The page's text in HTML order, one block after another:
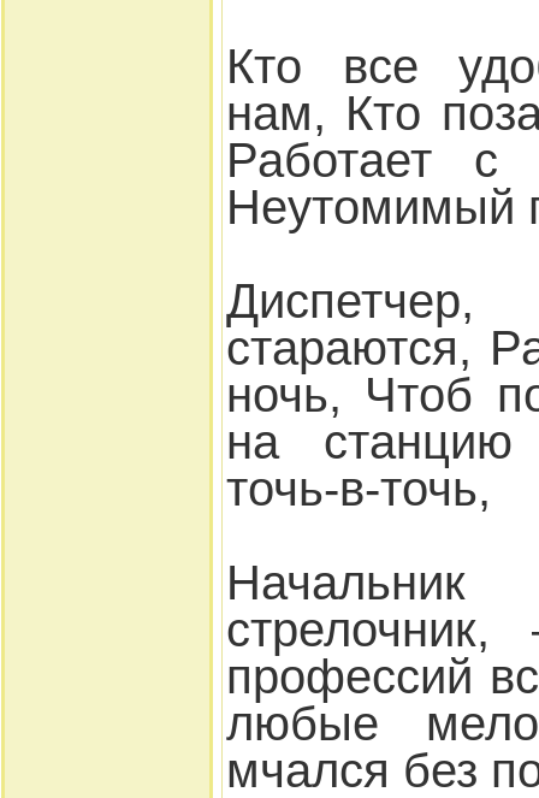
Кто все
нам, Кто
Работает с
Неутомимый
стараются,
ночь, Чтоб
на
точь-в-точь,
профессий
любые
мчался без